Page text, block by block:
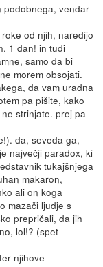
podobnega, vendar
od njih, naredijo
1 dan! in tudi
samo da bi
morem obsojati.
da vam uradna
pa pišite, kako
strinjate. prej pa
da, seveda ga,
največji paradox, ki
tukajšnjega
makaron,
ali on koga
mazači ljudje s
prepričali, da jih
lol!? (spet
njihove